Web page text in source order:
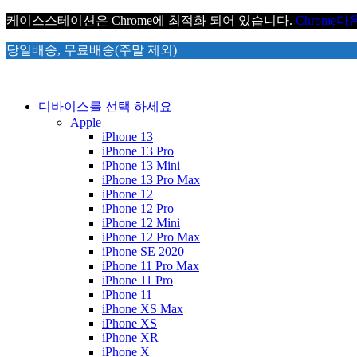
케이스스테이션은 Chrome에 최적화 되어 있습니다. Chrome다
당일배송, 무료배송(주말 제외)
디바이스를 선택 하세요
Apple
iPhone 13
iPhone 13 Pro
iPhone 13 Mini
iPhone 13 Pro Max
iPhone 12
iPhone 12 Pro
iPhone 12 Mini
iPhone 12 Pro Max
iPhone SE 2020
iPhone 11 Pro Max
iPhone 11 Pro
iPhone 11
iPhone XS Max
iPhone XS
iPhone XR
iPhone X